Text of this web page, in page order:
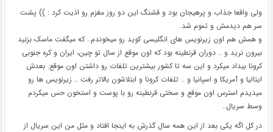
ولی واقعا جذاب و پرهیجان بود و قشنگ این دو روز مغزم رو اذیت کرد : )) پشت
سر هم دیدمش و تموم شد.
و همش هم اون زیرنویس های انگلیسی کوید رو میخوندم.. که میگفت ماسک بزنید
بیرون نرید و .. دوران قرنطینه بود که اون موقع از سال تو چین، ایران و کره جنوبی
کرونا بیداد میکرد و این سه تا کشور بیشترین تلفات رو داشتن اون موقع. بعدش
ایتالیا و آمریکا و اسپانیا و .. تلفات کرونا و ابتلاشون بالاتر رفت .. زیرنویس ها رو
میدیدم استرس اون موقع و سختی قرنطینه رو با پوست و استخون حس میکردم
وسط سریال..
در کل اگه یکی بعد از این همه سال گذرش به اینجا افتاد و مثل من این سریال از